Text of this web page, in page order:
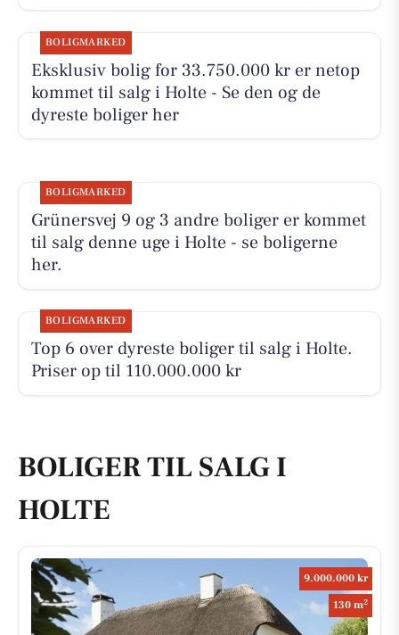
BOLIGMARKED
Eksklusiv bolig for 33.750.000 kr er netop
kommet til salg i Holte - Se den og de
dyreste boliger her
BOLIGMARKED
Grünersvej 9 og 3 andre boliger er kommet
til salg denne uge i Holte - se boligerne
her.
BOLIGMARKED
Top 6 over dyreste boliger til salg i Holte.
Priser op til 110.000.000 kr
BOLIGER TIL SALG I
HOLTE
9.000.000 kr
130 m2